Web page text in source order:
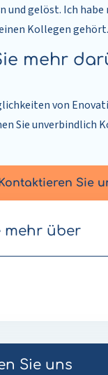
und gelöst. Ich habe
Kollegen
mehr
von
Sie unverbindlich
Sie
mehr über
Sie uns